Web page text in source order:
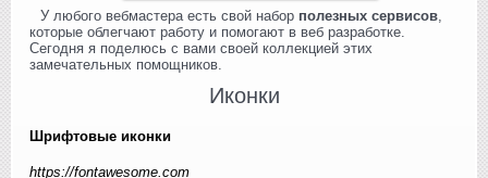
У любого вебмастера есть свой набор полезных сервисов
которые облегчают работу и помогают в веб разработке.
Сегодня я поделюсь с вами своей коллекцией этих
замечательных помощников.
Иконки
Шрифтовые иконки
https://fontawesome.com